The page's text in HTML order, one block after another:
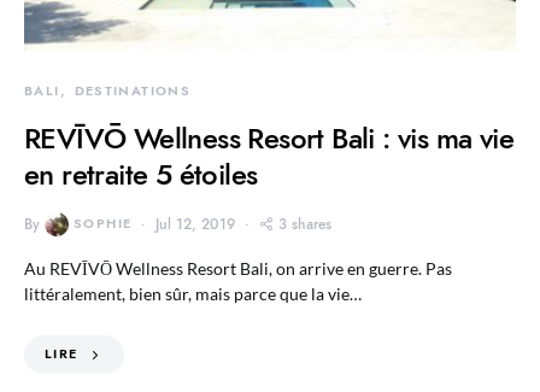
BALI DESTINATIONS
REVĪVŌ Wellness Resort Bali : vis ma vie
en retraite 5 étoiles
By SOPHIE Jul 12, 2019 3 shares
Au REVĪVŌ Wellness Resort Bali, on arrive en guerre. Pas
littéralement, bien sûr, mais parce que la vie…
LIRE